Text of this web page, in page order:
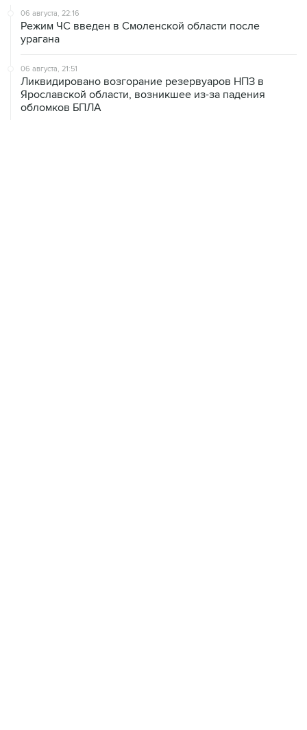
06 августа, 22:16
Режим ЧС введен в Смоленской области после
урагана
06 августа, 21:51
Ликвидировано возгорание резервуаров НПЗ в
Ярославской области, возникшее из-за падения
обломков БПЛА